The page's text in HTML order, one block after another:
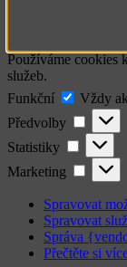
Používáme cookies
služeb.
Funkční
Funkční
Vždy
Předvolby
Statistiky
Marketing
Spravovat
Spravovat
Správa
Přečtěte si